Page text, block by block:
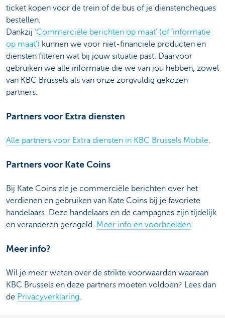
ticket kopen voor de trein of de bus of je dienstencheques
bestellen.
Dankzij ‘Commerciële berichten op maat’ (of ‘informatie
op maat’) kunnen we voor niet-financiële producten en
diensten filteren wat bij jouw situatie past. Daarvoor
gebruiken we alle informatie die we van jou hebben, zowel
van KBC Brussels als van onze zorgvuldig gekozen
partners.
Partners voor Extra diensten
Alle partners voor Extra diensten in KBC Brussels Mobile.
Partners voor Kate Coins
Bij Kate Coins zie je commerciële berichten over het
verdienen en gebruiken van Kate Coins bij je favoriete
handelaars. Deze handelaars en de campagnes zijn tijdelijk
en veranderen geregeld. Meer info en voorbeelden.
Meer info?
Wil je meer weten over de strikte voorwaarden waaraan
KBC Brussels en deze partners moeten voldoen? Lees dan
de Privacyverklaring.